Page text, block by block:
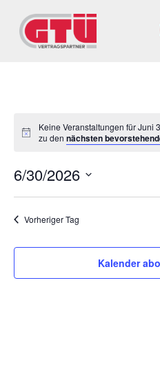
Keine Veranstaltungen für Juni
zu den nächsten
6/30/2026
wählen.
Vorheriger Tag
Kalender